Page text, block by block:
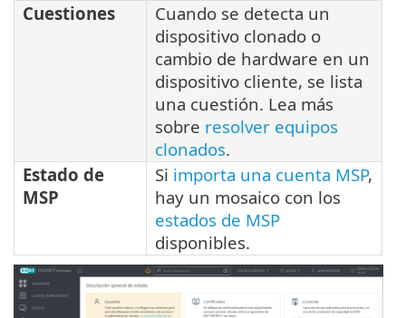
Cuestiones
Cuando se detecta un
dispositivo clonado o
cambio de hardware en un
dispositivo cliente, se lista
una cuestión. Lea más
sobre resolver equipos
clonados.
Estado de
MSP
Si importa una cuenta MSP,
hay un mosaico con los
estados de MSP
disponibles.